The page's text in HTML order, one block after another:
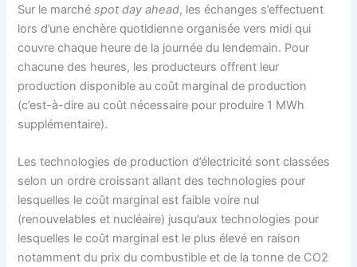
Sur le marchéspot day ahead, les échanges s’effectuent
lors d’une enchère quotidienne organisée vers midi qui
couvre chaque heure de la journée du lendemain. Pour
chacune des heures, les producteurs offrent leur
production disponible au coût marginal de production
(c’est-à-dire au coût nécessaire pour produire 1 MWh
supplémentaire).
Les technologies de production d’électricité sont classées
selon un ordre croissant allant des technologies pour
lesquelles le coût marginal est faible voire nul
(renouvelables et nucléaire) jusqu’aux technologies pour
lesquelles le coût marginal est le plus élevé en raison
notamment du prix du combustible et de la tonne de CO2